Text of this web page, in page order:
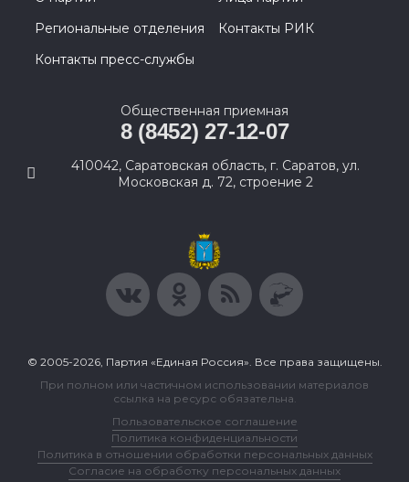
Региональные отделения
Контакты РИК
Контакты пресс-службы
Общественная приемная
8 (8452) 27-12-07
410042, Саратовская область, г. Саратов, ул.
Московская д. 72, строение 2
© 2005-2026, Партия «Единая Россия». Все права защищены.
При полном или частичном использовании материалов
ссылка на ресурс обязательна.
Пользовательское соглашение
Политика конфиденциальности
Политика в отношении обработки персональных данных
Согласие на обработку персональных данных